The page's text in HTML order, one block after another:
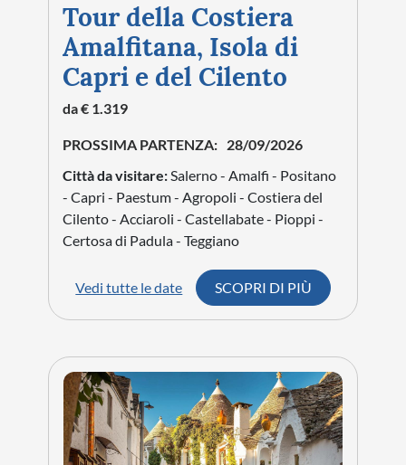
Tour della Costiera
Amalfitana, Isola di
Capri e del Cilento
da € 1.319
PROSSIMA PARTENZA: 28/09/2026
Città da visitare:Salerno - Amalfi - Positano
- Capri - Paestum - Agropoli - Costiera del
Cilento - Acciaroli - Castellabate - Pioppi -
Certosa di Padula - Teggiano
Vedi tutte le date SCOPRI DI PIÙ